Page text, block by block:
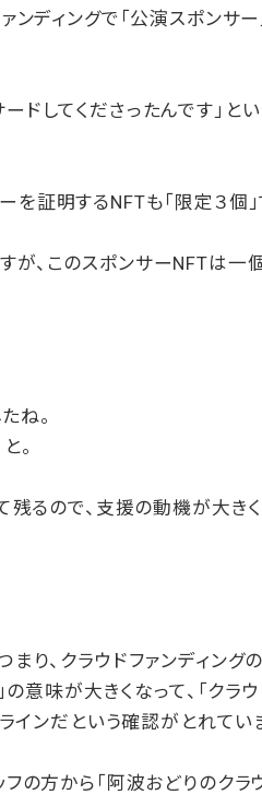
ンディングで「公演スポンサー
ドしてくださったんです」と
証明するNFTも「限定３個」
、このスポンサーNFTは一個
ね。
。
残るので、支援の動機が大きく
り、クラウドファンディング
の意味が大きくなって、「クラ
インだという確認がとれてい
の方から「阿波おどりのクラ